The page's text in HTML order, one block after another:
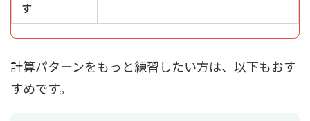
す
計算パターンをもっと練習したい方は、以下もおす
すめです。